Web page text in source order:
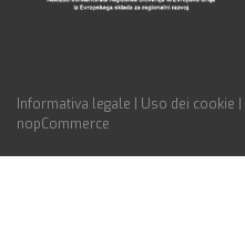
Informativa legale Uso dei cookie
nopCommerce